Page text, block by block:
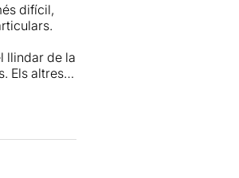
difícil,
llindar de la
Els altres
Doncs bé,